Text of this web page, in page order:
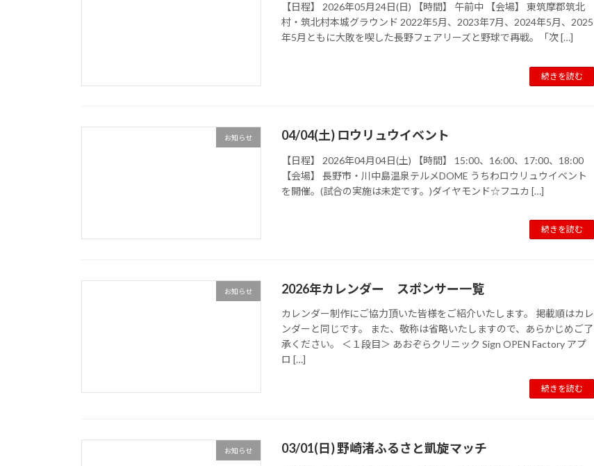
【日程】 2026年05月24日(日) 【時間】 午前中 【会場】 東筑摩郡筑北
村・筑北村本城グラウンド 2022年5月、2023年7月、2024年5月、2025
年5月ともに大敗を喫した長野フェアリーズと野球で再戦。「次 […]
続きを読む
お知らせ 04/04(土) ロウリュウイベント
【日程】 2026年04月04日(土) 【時間】 15:00、16:00、17:00、18:00
【会場】 長野市・川中島温泉テルメDOME うちわロウリュウイベント
を開催。(試合の実施は未定です。)ダイヤモンド☆フユカ […]
続きを読む
お知らせ 2026年カレンダー スポンサー一覧
カレンダー制作にご協力頂いた皆様をご紹介いたします。 掲載順はカレ
ンダーと同じです。 また、敬称は省略いたしますので、あらかじめご了
承ください。 ＜１段目＞ あおぞらクリニック Sign OPEN Factory アプ
ロ […]
続きを読む
お知らせ 03/01(日) 野崎渚ふるさと凱旋マッチ